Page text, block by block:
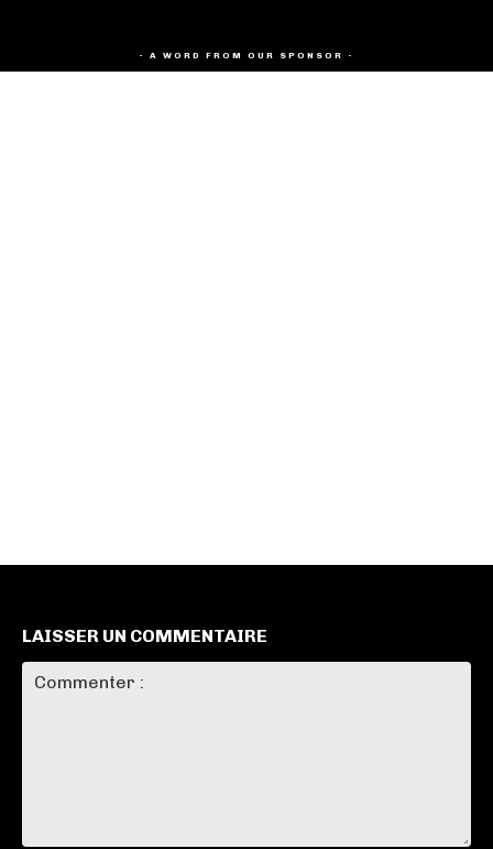
- A WORD FROM OUR SPONSOR -
LAISSER UN COMMENTAIRE